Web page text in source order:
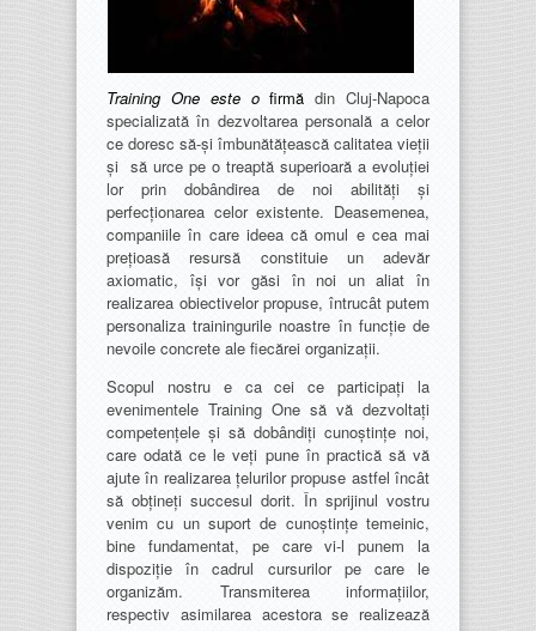
Training One este ofirmă din Cluj-Napoca
specializată în dezvoltarea personală a celor
ce doresc să-și îmbunătățească calitatea vieții
și să urce pe o treaptă superioară a evoluției
lor prin dobândirea de noi abilități și
perfecționarea celor existente. Deasemenea,
companiile în care ideea că omul e cea mai
prețioasă resursă constituie un adevăr
axiomatic, își vor găsi în noi un aliat în
realizarea obiectivelor propuse, întrucât putem
personaliza trainingurile noastre în funcție de
nevoile concrete ale fiecărei organizații.
Scopul nostru e ca cei ce participați la
evenimentele Training One să vă dezvoltați
competențele și să dobândiți cunoștințe noi,
care odată ce le veți pune în practică să vă
ajute în realizarea țelurilor propuse astfel încât
să obțineți succesul dorit. În sprijinul vostru
venim cu un suport de cunoștințe temeinic,
bine fundamentat, pe care vi-l punem la
dispoziție în cadrul cursurilor pe care le
organizăm. Transmiterea informațiilor,
respectiv asimilarea acestora se realizează